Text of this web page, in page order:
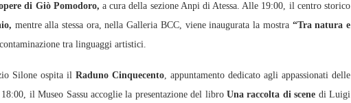
di Giò Pomodoro, a cura della sezione Anpi di Atessa. Alle 19:00, il centro storico
mentre alla stessa ora, nella Galleria BCC, viene inaugurata la mostra “Tra natura e
tra linguaggi artistici.
Silone ospita il Raduno Cinquecento, appuntamento dedicato agli appassionati delle
il Museo Sassu accoglie la presentazione del libroUna raccolta di scene di Luigi